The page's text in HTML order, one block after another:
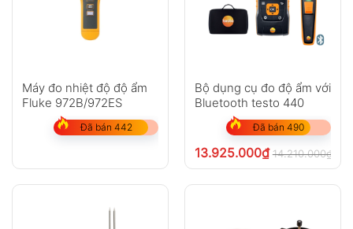
Máy đo nhiệt độ độ ẩm
Fluke 972B/972ES
Đã bán 442
Bộ dụng cụ đo độ ẩm với
Bluetooth testo 440
Đã bán 490
13.925.000₫ 14.210.000₫